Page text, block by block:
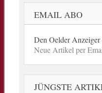
EMAIL ABO
Den Oelder
Neue Artikel per
JÜNGSTE